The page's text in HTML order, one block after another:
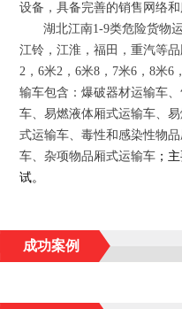
设备，具备完善的销售网络和
湖北江南1-9类危险货物
江铃，江淮，福田，重汽等
2 ，6米2 ，6米8 ， 7米6 ，8米6
输车包含：爆破器材运输车
车、易燃液体厢式运输车、
式运输车、毒性和感染性物
车、杂项物品厢式运输车 ；
试。
成功案例